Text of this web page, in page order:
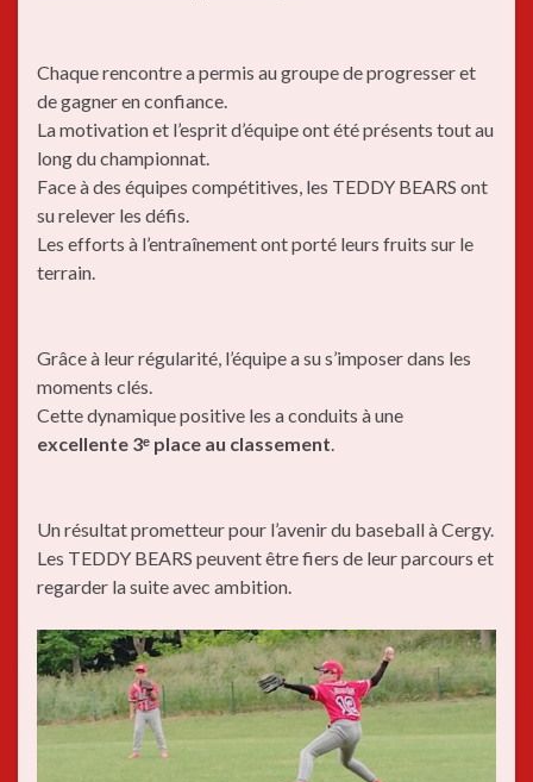
Chaque rencontre a permis au groupe de progresser et
de gagner en confiance.
La motivation et l’esprit d’équipe ont été présents tout au
long du championnat.
Face à des équipes compétitives, les TEDDY BEARS ont
su relever les défis.
Les efforts à l’entraînement ont porté leurs fruits sur le
terrain.
Grâce à leur régularité, l’équipe a su s’imposer dans les
moments clés.
Cette dynamique positive les a conduits à une
excellente 3ᵉ place au classement.
Un résultat prometteur pour l’avenir du baseball à Cergy.
Les TEDDY BEARS peuvent être fiers de leur parcours et
regarder la suite avec ambition.